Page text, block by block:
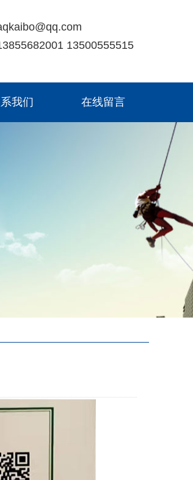
13500555515
我们 在线留言